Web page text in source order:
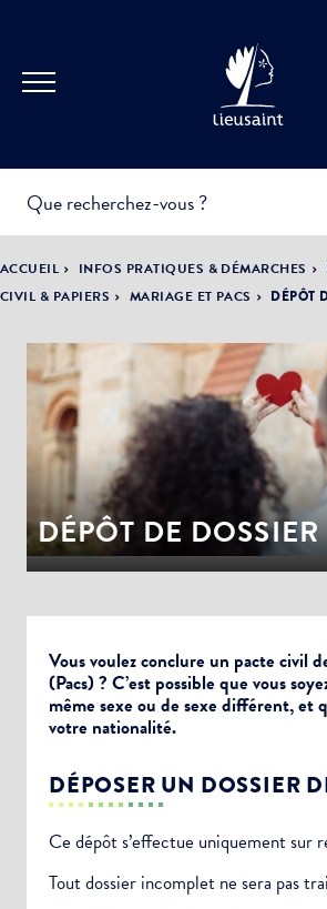
PRATIQUES &
DÉMARCHES
LA VILLE
ACCUEIL INFOS PRATIQUES & DÉMARCHES
CIVIL & PAPIERS
MARIAGE ET PACS DÉPÔT
DÉPÔT DE DOSSIER
Vous voulez conclure un pacte civil
(Pacs) ? C’est possible que vous
même sexe ou de sexe différent, et
votre nationalité.
DÉPOSER UN DOSSIER
Ce dépôt s’effectue uniquement sur
Tout dossier incomplet ne sera pas